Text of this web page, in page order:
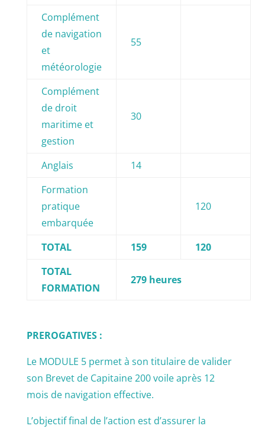
Complément
de navigation
et
météorologie
55
Complément
de droit
maritime et
gestion
30
Anglais
14
Formation
pratique
embarquée
120
TOTAL 159
120
TOTAL
FORMATION
279 heures
PREROGATIVES :
Le MODULE 5 permet à son titulaire de valider
son Brevet de Capitaine 200 voile après 12
mois de navigation effective.
L’objectif final de l’action est d’assurer la